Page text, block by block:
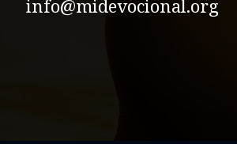
info@midevocional.org